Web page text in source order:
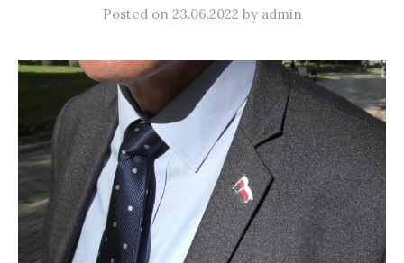
Posted on 23.06.2022 by admin